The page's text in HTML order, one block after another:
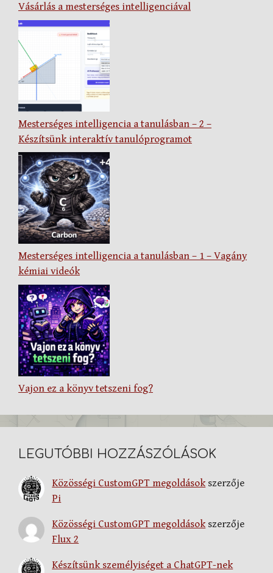
Vásárlás a mesterséges intelligenciával
Mesterséges intelligencia a tanulásban – 2 –
Készítsünk interaktív tanulóprogramot
Mesterséges intelligencia a tanulásban – 1 – Vagány
kémiai videók
Vajon ez a könyv tetszeni fog?
LEGUTÓBBI HOZZÁSZÓLÁSOK
Közösségi CustomGPT megoldásokszerzője
Pi
Közösségi CustomGPT megoldásokszerzője
Flux 2
Készítsünk személyiséget a ChatGPT-nek